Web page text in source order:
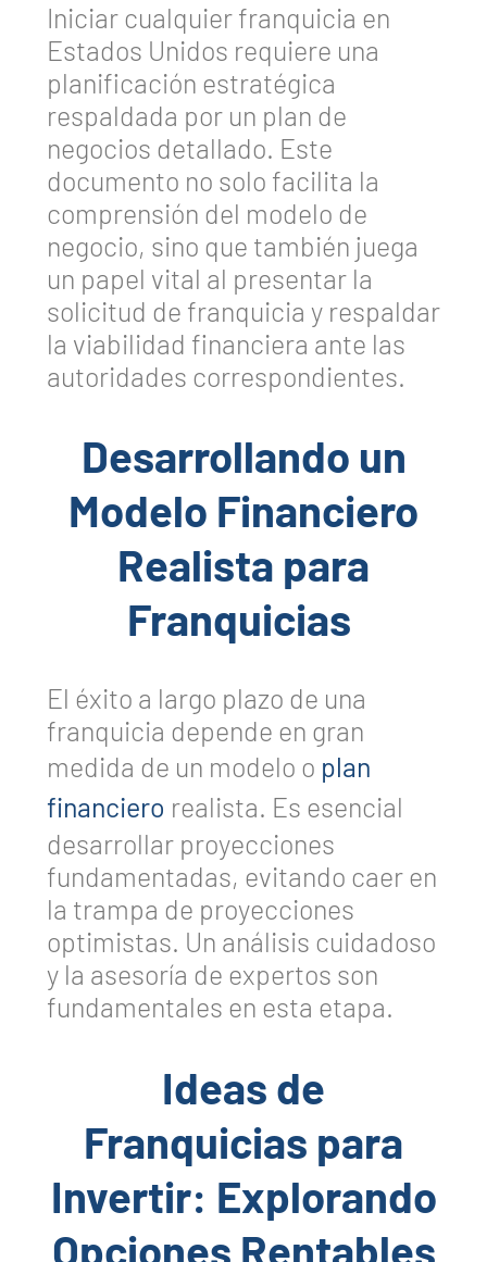
Iniciar cualquier franquicia en
Estados Unidos requiere una
planificación estratégica
respaldada por un plan de
negocios detallado. Este
documento no solo facilita la
comprensión del modelo de
negocio, sino que también juega
un papel vital al presentar la
solicitud de franquicia y respaldar
la viabilidad financiera ante las
autoridades correspondientes.
Desarrollando un
Modelo Financiero
Realista para
Franquicias
El éxito a largo plazo de una
franquicia depende en gran
medida de un modelo o plan
financiero realista. Es esencial
desarrollar proyecciones
fundamentadas, evitando caer en
la trampa de proyecciones
optimistas. Un análisis cuidadoso
y la asesoría de expertos son
fundamentales en esta etapa.
Ideas de
Franquicias para
Invertir: Explorando
Opciones Rentables